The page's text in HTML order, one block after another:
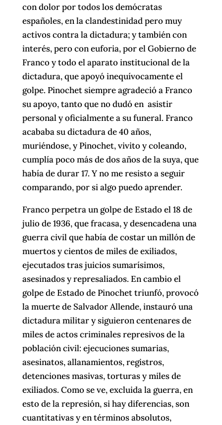
con dolor por todos los demócratas
españoles, en la clandestinidad pero muy
activos contra la dictadura; y también con
interés, pero con euforia, por el Gobierno de
Franco y todo el aparato institucional de la
dictadura, que apoyó inequívocamente el
golpe. Pinochet siempre agradeció a Franco
su apoyo, tanto que no dudó en asistir
personal y oficialmente a su funeral. Franco
acababa su dictadura de 40 años,
muriéndose, y Pinochet, vivito y coleando,
cumplía poco más de dos años de la suya, que
había de durar 17. Y no me resisto a seguir
comparando, por si algo puedo aprender.
Franco perpetra un golpe de Estado el 18 de
julio de 1936, que fracasa, y desencadena una
guerra civil que había de costar un millón de
muertos y cientos de miles de exiliados,
ejecutados tras juicios sumarísimos,
asesinados y represaliados. En cambio el
golpe de Estado de Pinochet triunfó, provocó
la muerte de Salvador Allende, instauró una
dictadura militar y siguieron centenares de
miles de actos criminales represivos de la
población civil: ejecuciones sumarias,
asesinatos, allanamientos, registros,
detenciones masivas, torturas y miles de
exiliados. Como se ve, excluida la guerra, en
esto de la represión, si hay diferencias, son
cuantitativas y en términos absolutos,